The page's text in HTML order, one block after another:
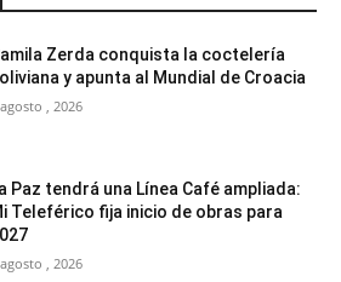
Zerda conquista la coctelería
y apunta al Mundial de Croacia
, 2026
Paz tendrá una Línea Café ampliada:
Teleférico fija inicio de obras para
, 2026